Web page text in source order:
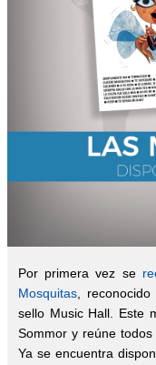
Por primera vez se
Mosquitas ,
sello Music Hall. Este
Sommor y reúne
Ya se encuentra